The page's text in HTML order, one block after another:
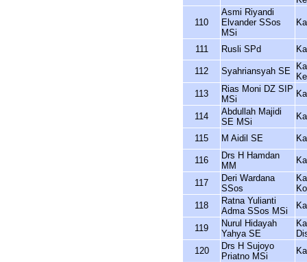
110
Asmi Riyandi
Elvander SSos
MSi
111 Rusli SPd
112 Syahriansyah SE
113
Rias Moni DZ SIP
MSi
114
Abdullah Majidi
SE MSi
115 M Aidil SE
116
Drs H Hamdan
MM
117
Deri Wardana
SSos
118
Ratna Yulianti
Adma SSos MSi
119
Nurul Hidayah
Yahya SE
120
Drs H Sujoyo
Priatno MSi